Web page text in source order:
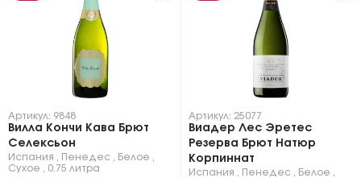
Артикул: 9848
Вилла Кончи Кава Брют
Селексьон
Испания Пенедес Белое
Сухое
0.75 литра
Артикул: 25077
Виадер Лес Эретес
Резерва Брют Натюр
Корпиннат
Испания Пенедес Белое